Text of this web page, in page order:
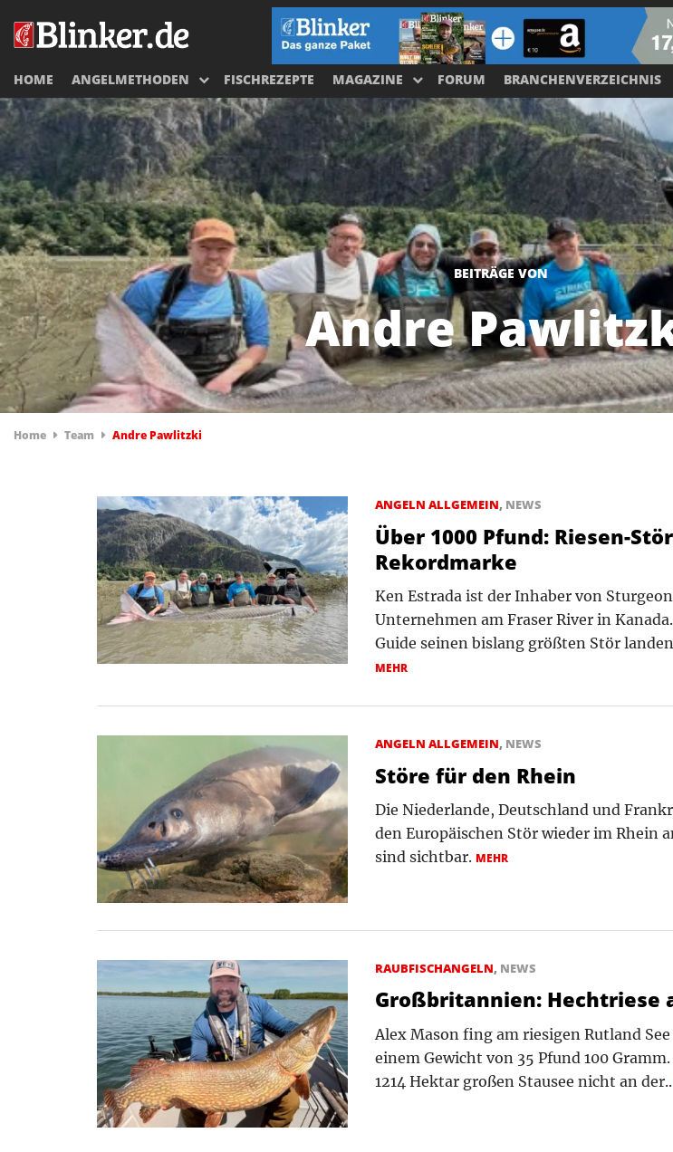
HOME ANGELMETHODEN FISCHREZEPTE MAGAZINE FORUM BRANCHENVERZEICHNIS
BEITRÄGE VON
Andre
Home Team Andre Pawlitzki
ANGELN ALLGEMEIN, NEWS
Über 1000 Pfund: Riesen-
Rekordmarke
Ken Estrada ist der Inhaber von
Unternehmen am Fraser River in
Guide seinen bislang größten Stör
MEHR
ANGELN ALLGEMEIN, NEWS
Störe für den Rhein
Die Niederlande, Deutschland und
den Europäischen Stör wieder im Rhein
sind sichtbar. MEHR
RAUBFISCHANGELN, NEWS
Großbritannien: Hechtriese
Alex Mason fing am riesigen Rutland
einem Gewicht von 35 Pfund 100
1214 Hektar großen Stausee nicht an